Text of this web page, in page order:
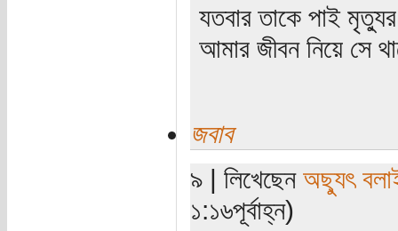
যতবার তাকে পাই
আমার জীবন নিয়ে সে
জবাব
৯ | লিখেছেন অছ্যুৎ
১:১৬পূর্বাহ্ন)